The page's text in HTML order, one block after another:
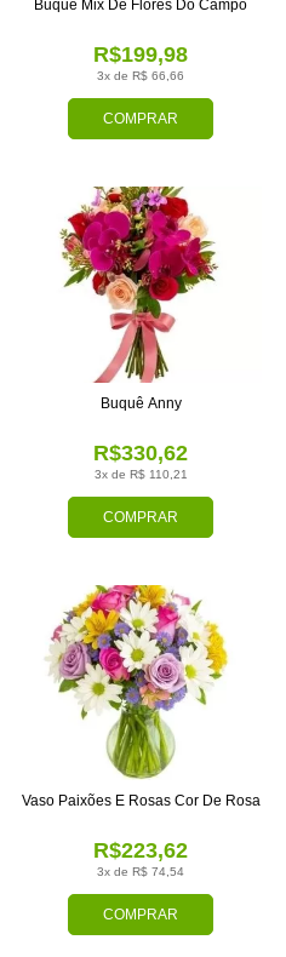
COMPRAR
3x de R$ 66,66
R$199,98
Buquê Mix De Flores Do Campo
COMPRAR
3x de R$ 110,21
R$330,62
Buquê Anny
COMPRAR
3x de R$ 74,54
R$223,62
Vaso Paixões E Rosas Cor De Rosa